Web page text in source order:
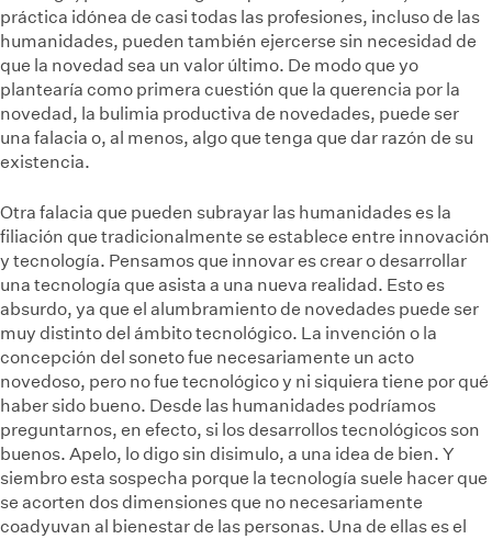
práctica idónea de casi todas las profesiones, incluso de las
humanidades, pueden también ejercerse sin necesidad de
que la novedad sea un valor último. De modo que yo
plantearía como primera cuestión que la querencia por la
novedad, la bulimia productiva de novedades, puede ser
una falacia o, al menos, algo que tenga que dar razón de su
existencia.
Otra falacia que pueden subrayar las humanidades es la
filiación que tradicionalmente se establece entre innovación
y tecnología. Pensamos que innovar es crear o desarrollar
una tecnología que asista a una nueva realidad. Esto es
absurdo, ya que el alumbramiento de novedades puede ser
muy distinto del ámbito tecnológico. La invención o la
concepción del soneto fue necesariamente un acto
novedoso, pero no fue tecnológico y ni siquiera tiene por qué
haber sido bueno. Desde las humanidades podríamos
preguntarnos, en efecto, si los desarrollos tecnológicos son
buenos. Apelo, lo digo sin disimulo, a una idea de bien. Y
siembro esta sospecha porque la tecnología suele hacer que
se acorten dos dimensiones que no necesariamente
coadyuvan al bienestar de las personas. Una de ellas es el